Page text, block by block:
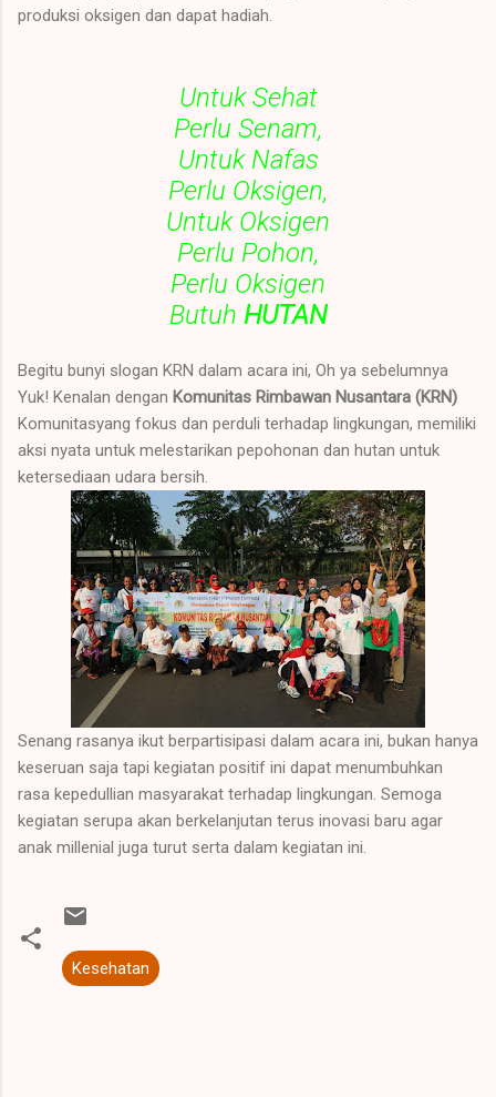
produksi oksigen dan dapat hadiah.
Untuk Sehat
Perlu Senam,
Untuk Nafas
Perlu Oksigen,
Untuk Oksigen
Perlu Pohon,
Perlu Oksigen
Butuh HUTAN
Begitu bunyi slogan KRN dalam acara ini, Oh ya sebelumnya
Yuk! Kenalan dengan Komunitas Rimbawan Nusantara (KRN)
Komunitasyang fokus dan perduli terhadap lingkungan, memiliki
aksi nyata untuk melestarikan pepohonan dan hutan untuk
ketersediaan udara bersih.
Senang rasanya ikut berpartisipasi dalam acara ini, bukan hanya
keseruan saja tapi kegiatan positif ini dapat menumbuhkan
rasa kepedullian masyarakat terhadap lingkungan. Semoga
kegiatan serupa akan berkelanjutan terus inovasi baru agar
anak millenial juga turut serta dalam kegiatan ini.
Kesehatan